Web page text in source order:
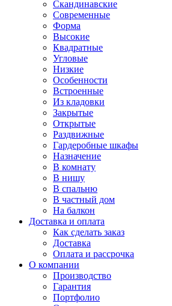
Скандинавские
Современные
Форма
Высокие
Квадратные
Угловые
Низкие
Особенности
Встроенные
Из кладовки
Закрытые
Открытые
Раздвижные
Гардеробные шкафы
Назначение
В комнату
В нишу
В спальню
В частный дом
На балкон
Доставка и оплата
Как сделать заказ
Доставка
Оплата и рассрочка
О компании
Производство
Гарантия
Портфолио